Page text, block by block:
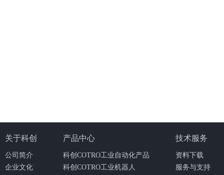
关于科创
公司简介
企业文化
产品中心
科创COTRO工业自动化产品
科创COTRO工业机器人
技术服务
资料下载
服务与支持